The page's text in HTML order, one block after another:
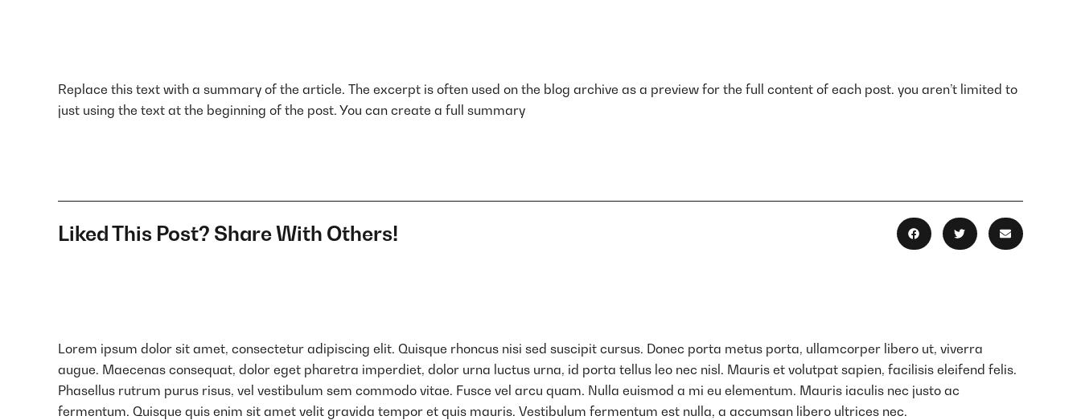
Replace this text with a summary of the article. The excerpt is often used on the blog archive as a preview for the full content of each post. you aren’t limited to
just using the text at the beginning of the post. You can create a full summary
Liked This Post? Share With Others!
Lorem ipsum dolor sit amet, consectetur adipiscing elit. Quisque rhoncus nisi sed suscipit cursus. Donec porta metus porta, ullamcorper libero ut, viverra
augue. Maecenas consequat, dolor eget pharetra imperdiet, dolor urna luctus urna, id porta tellus leo nec nisl. Mauris et volutpat sapien, facilisis eleifend felis.
Phasellus rutrum purus risus, vel vestibulum sem commodo vitae. Fusce vel arcu quam. Nulla euismod a mi eu elementum. Mauris iaculis nec justo ac
fermentum. Quisque quis enim sit amet velit gravida tempor et quis mauris. Vestibulum fermentum est nulla, a accumsan libero ultrices nec.